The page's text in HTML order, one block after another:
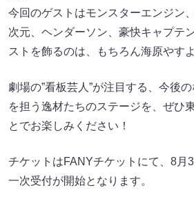
今回のゲストはモンスターエンジン
次元、ヘンダーソン、豪快キャプテ
ストを飾るのは、もちろん海原やす
劇場の”看板芸人”が注目する、今後
を担う逸材たちのステージを、ぜひ
とでお楽しみください！
チケットはFANYチケットにて、8月
一次受付が開始となります。